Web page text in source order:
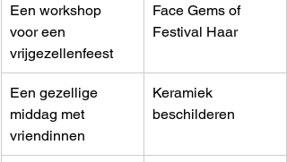
Een workshop
voor een
vrijgezellenfeest
Face Gems of
Festival Haar
Een gezellige
middag met
vriendinnen
Keramiek
beschilderen